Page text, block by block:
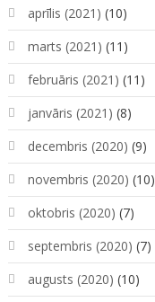
aprīlis (2021) (10)
marts (2021) (11)
februāris (2021) (11)
janvāris (2021) (8)
decembris (2020) (9)
novembris (2020) (10)
oktobris (2020) (7)
septembris (2020) (7)
augusts (2020) (10)